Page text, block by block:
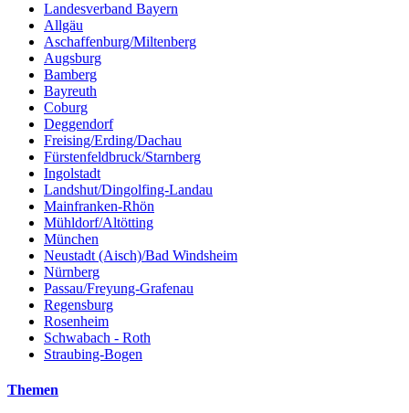
Landesverband Bayern
Allgäu
Aschaffenburg/Miltenberg
Augsburg
Bamberg
Bayreuth
Coburg
Deggendorf
Freising/Erding/Dachau
Fürstenfeldbruck/Starnberg
Ingolstadt
Landshut/Dingolfing-Landau
Mainfranken-Rhön
Mühldorf/Altötting
München
Neustadt (Aisch)/Bad Windsheim
Nürnberg
Passau/Freyung-Grafenau
Regensburg
Rosenheim
Schwabach - Roth
Straubing-Bogen
Themen